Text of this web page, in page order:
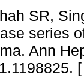
SR,
series
Ann